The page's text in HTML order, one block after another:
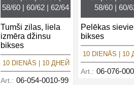
58/60 | 60/62 | 62/64
Tumši zilas, liela
izmēra džinsu
bikses
10 DIENĀS | 10 ДНЕЙ
Art.: 06-054-0010-99
58/60 | 60/
Pelēkas
bikses
10 DIENĀS | 10
Art.: 06-076-